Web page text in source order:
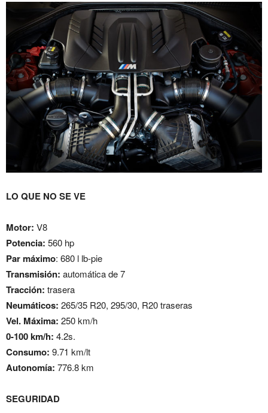
LO QUE NO SE VE
Motor: V8
Potencia: 560 hp
Par máximo: 680 l lb-pie
Transmisión: automática de 7
Tracción: trasera
Neumáticos: 265/35 R20, 295/30, R20 traseras
Vel. Máxima: 250 km/h
0-100 km/h: 4.2s.
Consumo: 9.71 km/lt
Autonomía: 776.8 km
SEGURIDAD